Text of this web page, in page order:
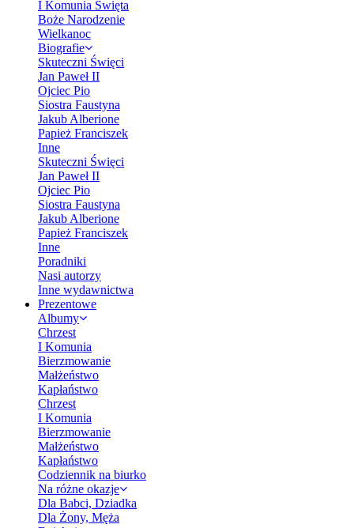
I Komunia Święta
Boże Narodzenie
Wielkanoc
Biografie
Skuteczni Święci
Jan Paweł II
Ojciec Pio
Siostra Faustyna
Jakub Alberione
Papież Franciszek
Inne
Skuteczni Święci
Jan Paweł II
Ojciec Pio
Siostra Faustyna
Jakub Alberione
Papież Franciszek
Inne
Poradniki
Nasi autorzy
Inne wydawnictwa
Prezentowe
Albumy
Chrzest
I Komunia
Bierzmowanie
Małżeństwo
Kapłaństwo
Chrzest
I Komunia
Bierzmowanie
Małżeństwo
Kapłaństwo
Codziennik na biurko
Na różne okazje
Dla Babci, Dziadka
Dla Żony, Męża